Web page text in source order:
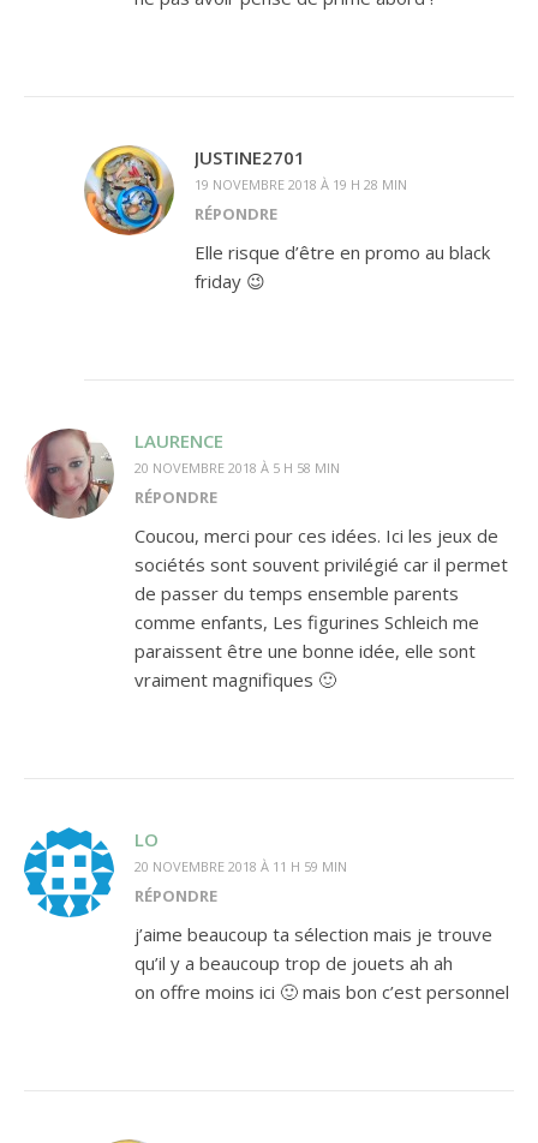
JUSTINE2701
19 NOVEMBRE 2018 À 19 H 28 MIN
RÉPONDRE
Elle risque d’être en promo au black
friday 😉
LAURENCE
20 NOVEMBRE 2018 À 5 H 58 MIN
RÉPONDRE
Coucou, merci pour ces idées. Ici les jeux de
sociétés sont souvent privilégié car il permet
de passer du temps ensemble parents
comme enfants, Les figurines Schleich me
paraissent être une bonne idée, elle sont
vraiment magnifiques 🙂
LO
20 NOVEMBRE 2018 À 11 H 59 MIN
RÉPONDRE
j’aime beaucoup ta sélection mais je trouve
qu’il y a beaucoup trop de jouets ah ah
on offre moins ici 🙂 mais bon c’est personnel